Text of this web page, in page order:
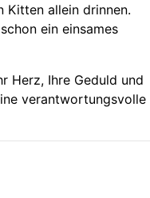
Kitten allein drinnen.
ein einsames
Herz, Ihre Geduld und
verantwortungsvolle